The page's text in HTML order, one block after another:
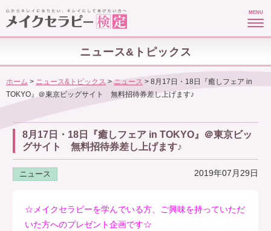
MENU
ニュース&トピックス
ホーム > ニュース&トピックス > ニュース > 8月17日・18日『癒しフェア in
TOKYO』＠東京ビッグサイト 無料招待券差し上げます♪
8月17日・18日『癒しフェア in TOKYO』＠東京ビッ
グサイト 無料招待券差し上げます♪
ニュース 2019年07月29日
☆メイクセラピーを学んでいる方、ご興味を持っていただ
いた方へのプレゼント企画です☆